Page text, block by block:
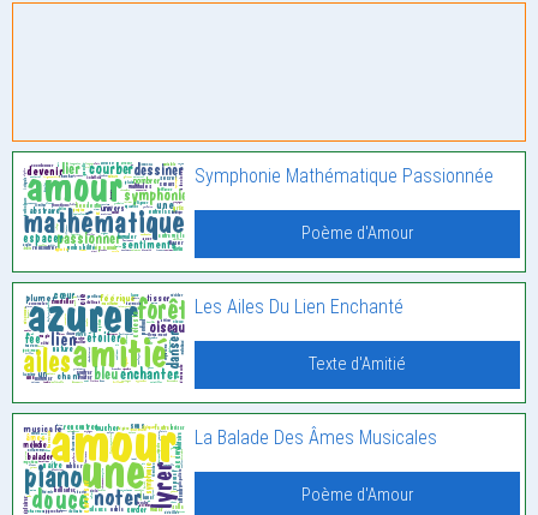
Symphonie Mathématique Passionnée
Poème d'Amour
Les Ailes Du Lien Enchanté
Texte d'Amitié
La Balade Des Âmes Musicales
Poème d'Amour